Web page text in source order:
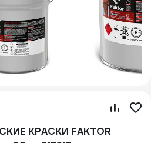
КРАСКИ FAKTOR